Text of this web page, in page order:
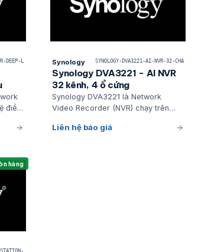
DEEP-L
điều
Synology SYNOLOGY-DVA3221-AI-NVR-32-CHA
Synology DVA3221 - AI NVR
32 kênh, 4 ổ cứng
Synology DVA3221 là Network
Video Recorder (NVR) chạy trên
(DSM) 7.4 của Synology
Liên hệ báo giá
hàng